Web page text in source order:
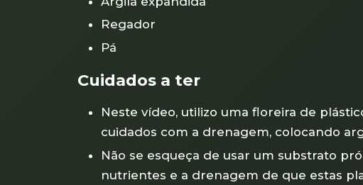
Regador
Pá
Cuidados a ter
Neste vídeo, utilizo uma floreira de
cuidados com a drenagem, colocando
Não se esqueça de usar um substrato
nutrientes e a drenagem de que estas